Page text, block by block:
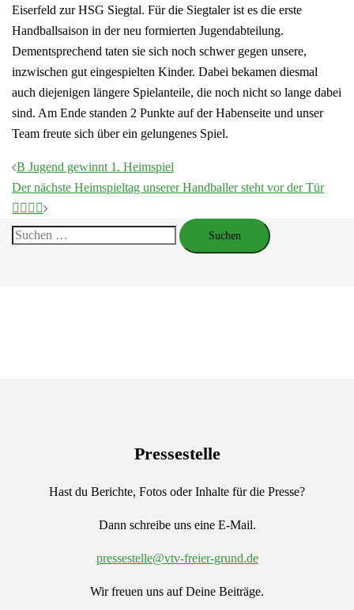
Eiserfeld zur HSG Siegtal. Für die Siegtaler ist es die erste
Handballsaison in der neu formierten Jugendabteilung.
Dementsprechend taten sie sich noch schwer gegen unsere,
inzwischen gut eingespielten Kinder. Dabei bekamen diesmal
auch diejenigen längere Spielanteile, die noch nicht so lange dabei
sind. Am Ende standen 2 Punkte auf der Habenseite und unser
Team freute sich über ein gelungenes Spiel.
Beitragsnavigation
B Jugend gewinnt 1. Heimspiel
Der nächste Heimspieltag unserer Handballer steht vor der Tür
🤾‍♀️🤾‍♂️
Suchen
Pressestelle
Hast du Berichte, Fotos oder Inhalte für die Presse?
Dann schreibe uns eine E-Mail.
pressestelle@vtv-freier-grund.de
Wir freuen uns auf Deine Beiträge.